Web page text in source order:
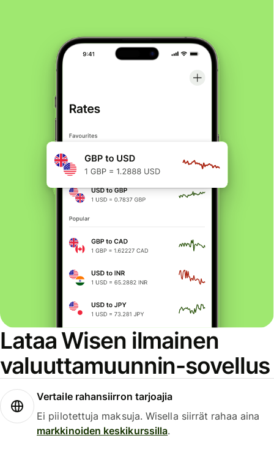
Lataa Wisen ilmainen
valuuttamuunnin-sovellus
Vertaile rahansiirron tarjoajia
Ei piilotettuja maksuja. Wisella siirrät rahaa aina
markkinoiden keskikurssilla.